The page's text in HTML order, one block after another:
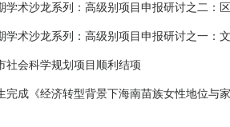
学术沙龙系列：高级别项目申报研讨之二：
学术沙龙系列：高级别项目申报研讨之一：
社会科学规划项目顺利结项
完成《经济转型背景下海南苗族女性地位与